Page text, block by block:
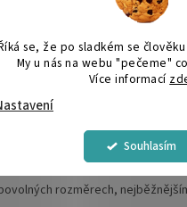
se, že po sladkém se
My u nás na webu "pečeme"
Více informací
Souhlasím
produktu
a Nový rok!
způsobem jak poděkovat
rozměrech,